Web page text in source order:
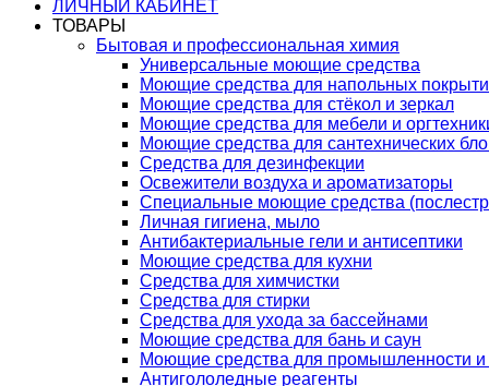
ЛИЧНЫЙ КАБИНЕТ
ТОВАРЫ
Бытовая и профессиональная химия
Универсальные моющие средства
Моющие средства для напольных
Моющие средства для стёкол и зеркал
Моющие средства для мебели и
Моющие средства для сантехнических
Средства для дезинфекции
Освежители воздуха и ароматизаторы
Специальные моющие средства
Личная гигиена, мыло
Антибактериальные гели и антисептики
Моющие средства для кухни
Средства для химчистки
Средства для стирки
Средства для ухода за бассейнами
Моющие средства для бань и саун
Моющие средства для промышленности и
Антигололедные реагенты